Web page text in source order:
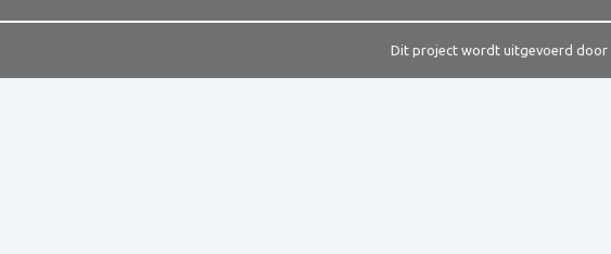
Dit project wordt uitgevoerd door